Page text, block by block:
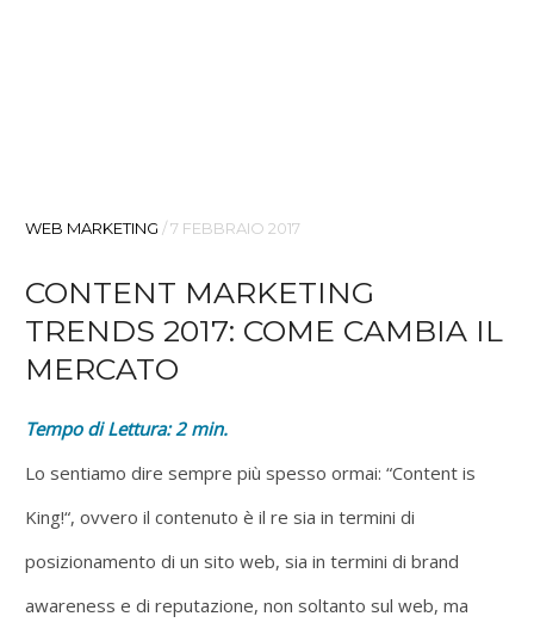
WEB MARKETING /7 FEBBRAIO 2017
CONTENT MARKETING
TRENDS 2017: COME CAMBIA IL
MERCATO
Tempo di Lettura:2 min.
Lo sentiamo dire sempre più spesso ormai: “Content is
King!“, ovvero il contenuto è il re sia in termini di
posizionamento di un sito web, sia in termini di brand
awareness e di reputazione, non soltanto sul web, ma